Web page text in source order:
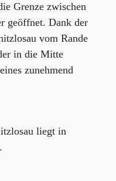
Grenze zwischen
geöffnet. Dank der
vom Rande
in die Mitte
zunehmend